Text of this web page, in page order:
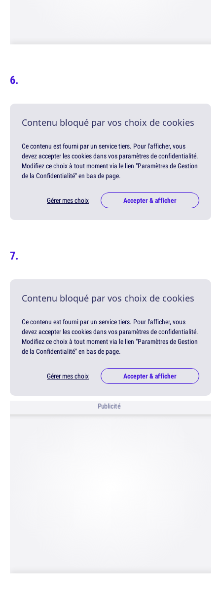
Contenu bloqué par vos choix de cookies
Ce contenu est fourni par un service tiers. Pour l'afficher, vous
devez accepter les cookies dans vos paramètres de confidentialité.
Modifiez ce choix à tout moment via le lien "Paramètres de Gestion
de la Confidentialité" en bas de page.
Gérer mes choix Accepter & afficher
Contenu bloqué par vos choix de cookies
Ce contenu est fourni par un service tiers. Pour l'afficher, vous
devez accepter les cookies dans vos paramètres de confidentialité.
Modifiez ce choix à tout moment via le lien "Paramètres de Gestion
de la Confidentialité" en bas de page.
Gérer mes choix Accepter & afficher
Publicité